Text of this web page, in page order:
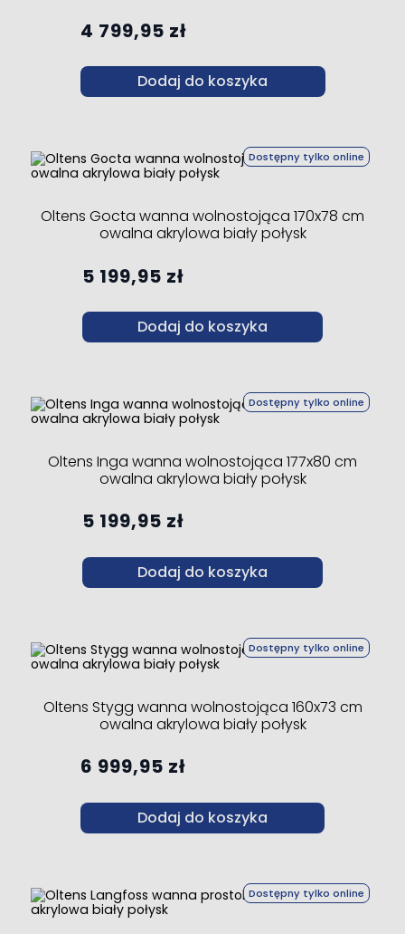
4 799,95 zł
Dodaj do koszyka
Dostępny tylko online
Oltens Gocta wanna wolnostojąca 170x78 cm
owalna akrylowa biały połysk
5 199,95 zł
Dodaj do koszyka
Dostępny tylko online
Oltens Inga wanna wolnostojąca 177x80 cm
owalna akrylowa biały połysk
5 199,95 zł
Dodaj do koszyka
Dostępny tylko online
Oltens Stygg wanna wolnostojąca 160x73 cm
owalna akrylowa biały połysk
6 999,95 zł
Dodaj do koszyka
Dostępny tylko online